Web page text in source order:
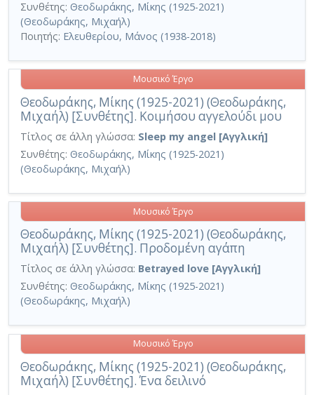
Συνθέτης: Θεοδωράκης, Μίκης (1925-2021)
(Θεοδωράκης, Μιχαήλ)
Ποιητής: Ελευθερίου, Μάνος (1938-2018)
Θεοδωράκης, Μίκης (1925-2021) (Θεοδωράκης,
Μιχαήλ) [Συνθέτης]. Κοιμήσου αγγελούδι μου
Μουσικό Έργο
Τίτλος σε άλλη γλώσσα: Sleep my angel [Αγγλική]
Συνθέτης: Θεοδωράκης, Μίκης (1925-2021)
(Θεοδωράκης, Μιχαήλ)
Θεοδωράκης, Μίκης (1925-2021) (Θεοδωράκης,
Μιχαήλ) [Συνθέτης]. Προδομένη αγάπη
Μουσικό Έργο
Τίτλος σε άλλη γλώσσα: Betrayed love [Αγγλική]
Συνθέτης: Θεοδωράκης, Μίκης (1925-2021)
(Θεοδωράκης, Μιχαήλ)
Θεοδωράκης, Μίκης (1925-2021) (Θεοδωράκης,
Μιχαήλ) [Συνθέτης]. Ένα δειλινό
Μουσικό Έργο